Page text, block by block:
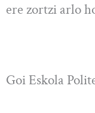
ere zortzi arlo
Goi Eskola